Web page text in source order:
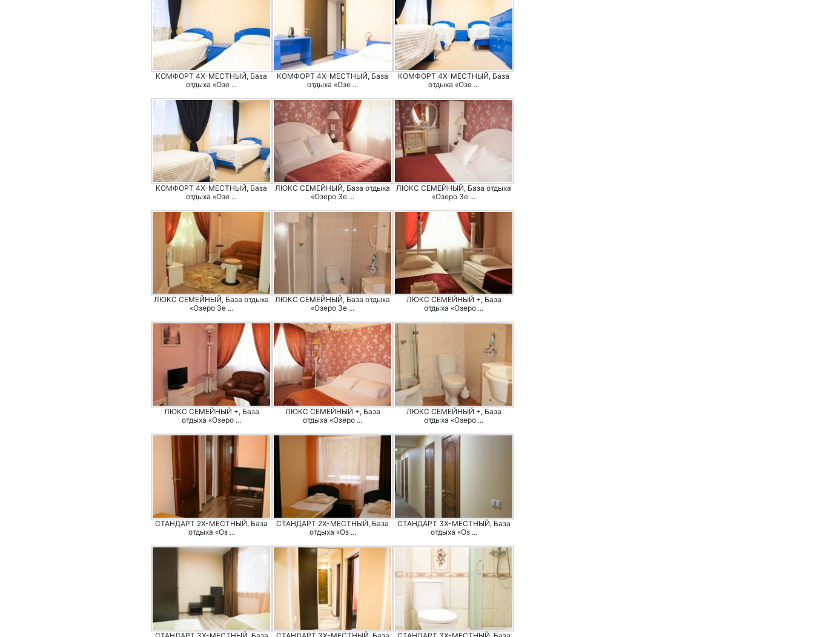
КОМФОРТ 4Х-МЕСТНЫЙ, База
отдыха «Озе ...
КОМФОРТ 4Х-МЕСТНЫЙ, База
отдыха «Озе ...
КОМФОРТ 4Х-МЕСТНЫЙ, База
отдыха «Озе ...
КОМФОРТ 4Х-МЕСТНЫЙ, База
отдыха «Озе ...
ЛЮКС СЕМЕЙНЫЙ, База отдыха
«Озеро Зе ...
ЛЮКС СЕМЕЙНЫЙ, База отдыха
«Озеро Зе ...
ЛЮКС СЕМЕЙНЫЙ, База отдыха
«Озеро Зе ...
ЛЮКС СЕМЕЙНЫЙ, База отдыха
«Озеро Зе ...
ЛЮКС СЕМЕЙНЫЙ +, База
отдыха «Озеро ...
ЛЮКС СЕМЕЙНЫЙ +, База
отдыха «Озеро ...
ЛЮКС СЕМЕЙНЫЙ +, База
отдыха «Озеро ...
ЛЮКС СЕМЕЙНЫЙ +, База
отдыха «Озеро ...
СТАНДАРТ 2Х-МЕСТНЫЙ, База
отдыха «Оз ...
СТАНДАРТ 2Х-МЕСТНЫЙ, База
отдыха «Оз ...
СТАНДАРТ 3Х-МЕСТНЫЙ, База
отдыха «Оз ...